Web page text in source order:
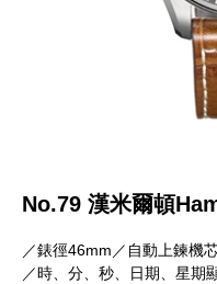
No.79 漢米爾頓
／錶徑46mm／自動上鍊機
／時、分、秒、日期、星期